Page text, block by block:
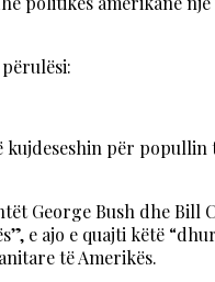
për
George Bush dhe
e ajo e quajti këtë
të Amerikës.